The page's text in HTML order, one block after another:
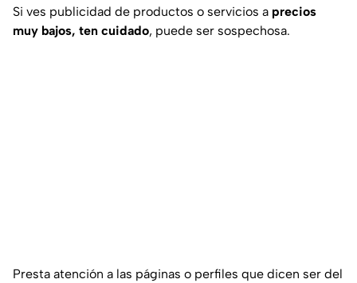
Si ves publicidad de productos o servicios a precios
muy bajos, ten cuidado, puede ser sospechosa.
Presta atención a las páginas o perfiles que dicen ser del